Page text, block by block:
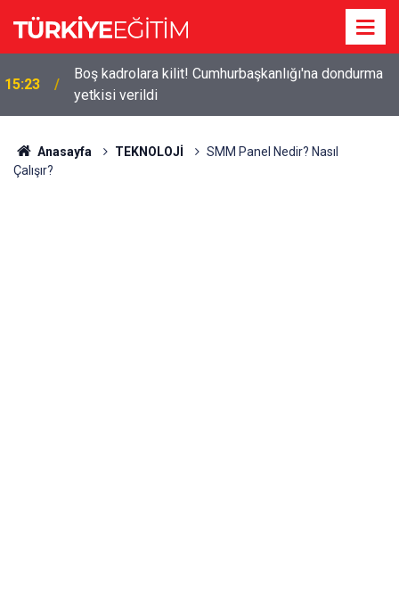
15:23
Boş kadrolara kilit! Cumhurbaşkanlığı'na dondurma
yetkisi verildi
Anasayfa TEKNOLOJİ
SMM Panel Nedir? Nasıl
Çalışır?